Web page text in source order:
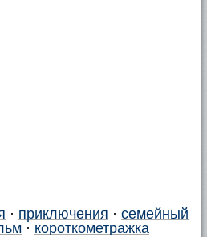
· приключения · семейный
· короткометражка